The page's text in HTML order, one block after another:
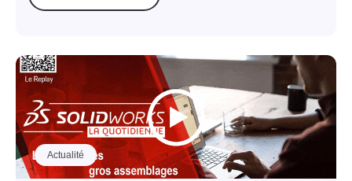
Actualité